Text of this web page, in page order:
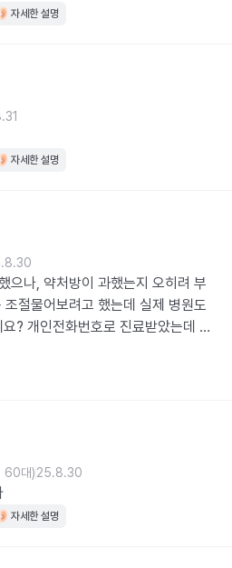
자세한 설명
자세한 설명
으나, 약처방이 과했는지 오히려 부
절물어보려고 했는데 실제 병원도
? 개인전화번호로 진료받았는데 메
냥 동네병원에서 대면진료 다시 받
안받을거같아요. 진료내용도 다소
서 관리가 안되는듯
60대)25.8.30
자세한 설명